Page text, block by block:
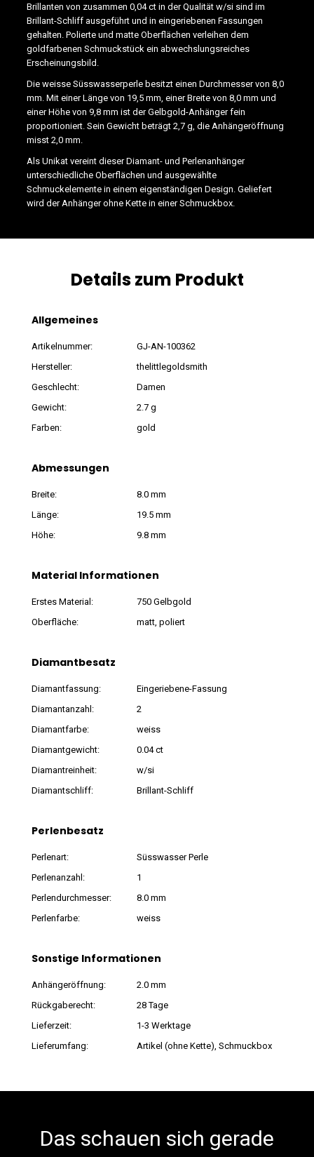
Brillanten von zusammen 0,04 ct in der Qualität w/si sind im
Brillant-Schliff ausgeführt und in eingeriebenen Fassungen
gehalten. Polierte und matte Oberflächen verleihen dem
goldfarbenen Schmuckstück ein abwechslungsreiches
Erscheinungsbild.
Die weisse Süsswasserperle besitzt einen Durchmesser von 8,0
mm. Mit einer Länge von 19,5 mm, einer Breite von 8,0 mm und
einer Höhe von 9,8 mm ist der Gelbgold-Anhänger fein
proportioniert. Sein Gewicht beträgt 2,7 g, die Anhängeröffnung
misst 2,0 mm.
Als Unikat vereint dieser Diamant- und Perlenanhänger
unterschiedliche Oberflächen und ausgewählte
Schmuckelemente in einem eigenständigen Design. Geliefert
wird der Anhänger ohne Kette in einer Schmuckbox.
Details zum Produkt
Allgemeines
Artikelnummer:
GJ-AN-100362
Hersteller:
thelittlegoldsmith
Geschlecht:
Damen
Gewicht:
2.7 g
Farben:
gold
Abmessungen
Breite:
8.0 mm
Länge:
19.5 mm
Höhe:
9.8 mm
Material Informationen
Erstes Material:
750 Gelbgold
Oberfläche:
matt, poliert
Diamantbesatz
Diamantfassung:
Eingeriebene-Fassung
Diamantanzahl:
2
Diamantfarbe:
weiss
Diamantgewicht:
0.04 ct
Diamantreinheit:
w/si
Diamantschliff:
Brillant-Schliff
Perlenbesatz
Perlenart:
Süsswasser Perle
Perlenanzahl:
1
Perlendurchmesser:
8.0 mm
Perlenfarbe:
weiss
Sonstige Informationen
Anhängeröffnung:
2.0 mm
Rückgaberecht:
28 Tage
Lieferzeit:
1-3 Werktage
Lieferumfang:
Artikel (ohne Kette), Schmuckbox
Das schauen sich gerade